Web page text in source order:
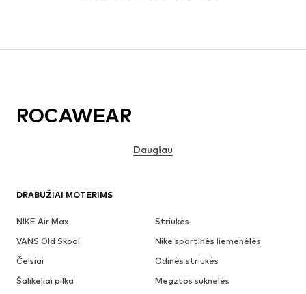
DRABUŽIAI MOTERIMS
NIKE Air Max
Striukės
VANS Old Skool
Nike sportinės liemenėlės
Čelsiai
Odinės striukės
Šalikėliai pilka
Megztos suknelės
ROCAWEAR
Daugiau